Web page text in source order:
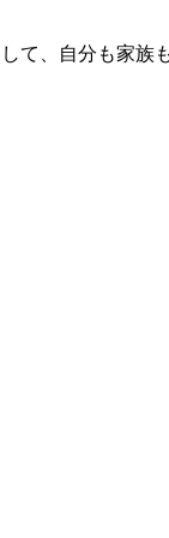
て、自分も家族